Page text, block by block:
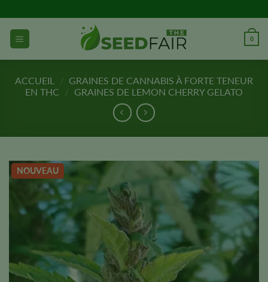
directement
contenu
0
ACCUEIL / GRAINES DE CANNABIS À FORTE TENEUR
EN THC
/ GRAINES DE LEMON CHERRY GELATO
NOUVEAU